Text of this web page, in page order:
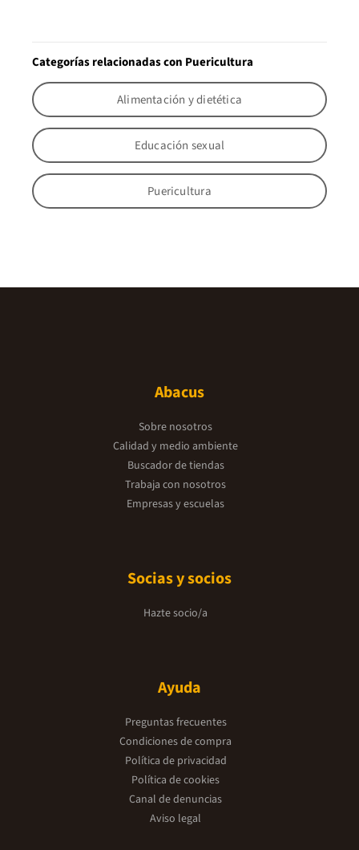
Categorías relacionadas con Puericultura
Alimentación y dietética
Educación sexual
Puericultura
Abacus
Sobre nosotros
Calidad y medio ambiente
Buscador de tiendas
Trabaja con nosotros
Empresas y escuelas
Socias y socios
Hazte socio/a
Ayuda
Preguntas frecuentes
Condiciones de compra
Política de privacidad
Política de cookies
Canal de denuncias
Aviso legal